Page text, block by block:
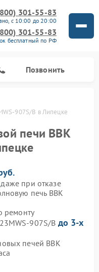
301-55-83
с 10:00 до 20:00
301-55-83
бесплатный по РФ
Позвонить
907S/B в Липецке
печи BBK
даже при отказе
печь BBK
ремонту
907S/B до 3-х
печей BBK